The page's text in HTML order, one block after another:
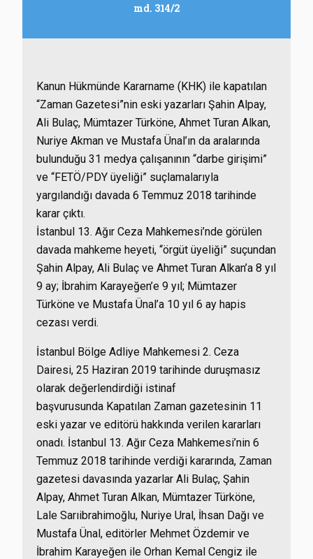
md. 314/2
Kanun Hükmünde Kararname (KHK) ile kapatılan
“Zaman Gazetesi”nin eski yazarları Şahin Alpay,
Ali Bulaç, Mümtazer Türköne, Ahmet Turan Alkan,
Nuriye Akman ve Mustafa Ünal’ın da aralarında
bulunduğu 31 medya çalışanının “darbe girişimi”
ve “FETÖ/PDY üyeliği” suçlamalarıyla
yargılandığı davada 6 Temmuz 2018 tarihinde
karar çıktı.
İstanbul 13. Ağır Ceza Mahkemesi’nde görülen
davada mahkeme heyeti, “örgüt üyeliği” suçundan
Şahin Alpay, Ali Bulaç ve Ahmet Turan Alkan’a 8 yıl
9 ay; İbrahim Karayeğen’e 9 yıl; Mümtazer
Türköne ve Mustafa Ünal’a 10 yıl 6 ay hapis
cezası verdi.
İstanbul Bölge Adliye Mahkemesi 2. Ceza
Dairesi, 25 Haziran 2019 tarihinde duruşmasız
olarak değerlendirdiği istinaf
başvurusunda Kapatılan Zaman gazetesinin 11
eski yazar ve editörü hakkında verilen kararları
onadı. İstanbul 13. Ağır Ceza Mahkemesi’nin 6
Temmuz 2018 tarihinde verdiği kararında, Zaman
gazetesi davasında yazarlar Ali Bulaç, Şahin
Alpay, Ahmet Turan Alkan, Mümtazer Türköne,
Lale Sarıibrahimoğlu, Nuriye Ural, İhsan Dağı ve
Mustafa Ünal, editörler Mehmet Özdemir ve
İbrahim Karayeğen ile Orhan Kemal Cengiz ile